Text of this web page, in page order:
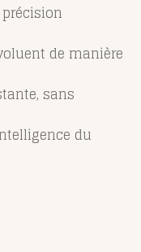
précision
de manière
sans
du